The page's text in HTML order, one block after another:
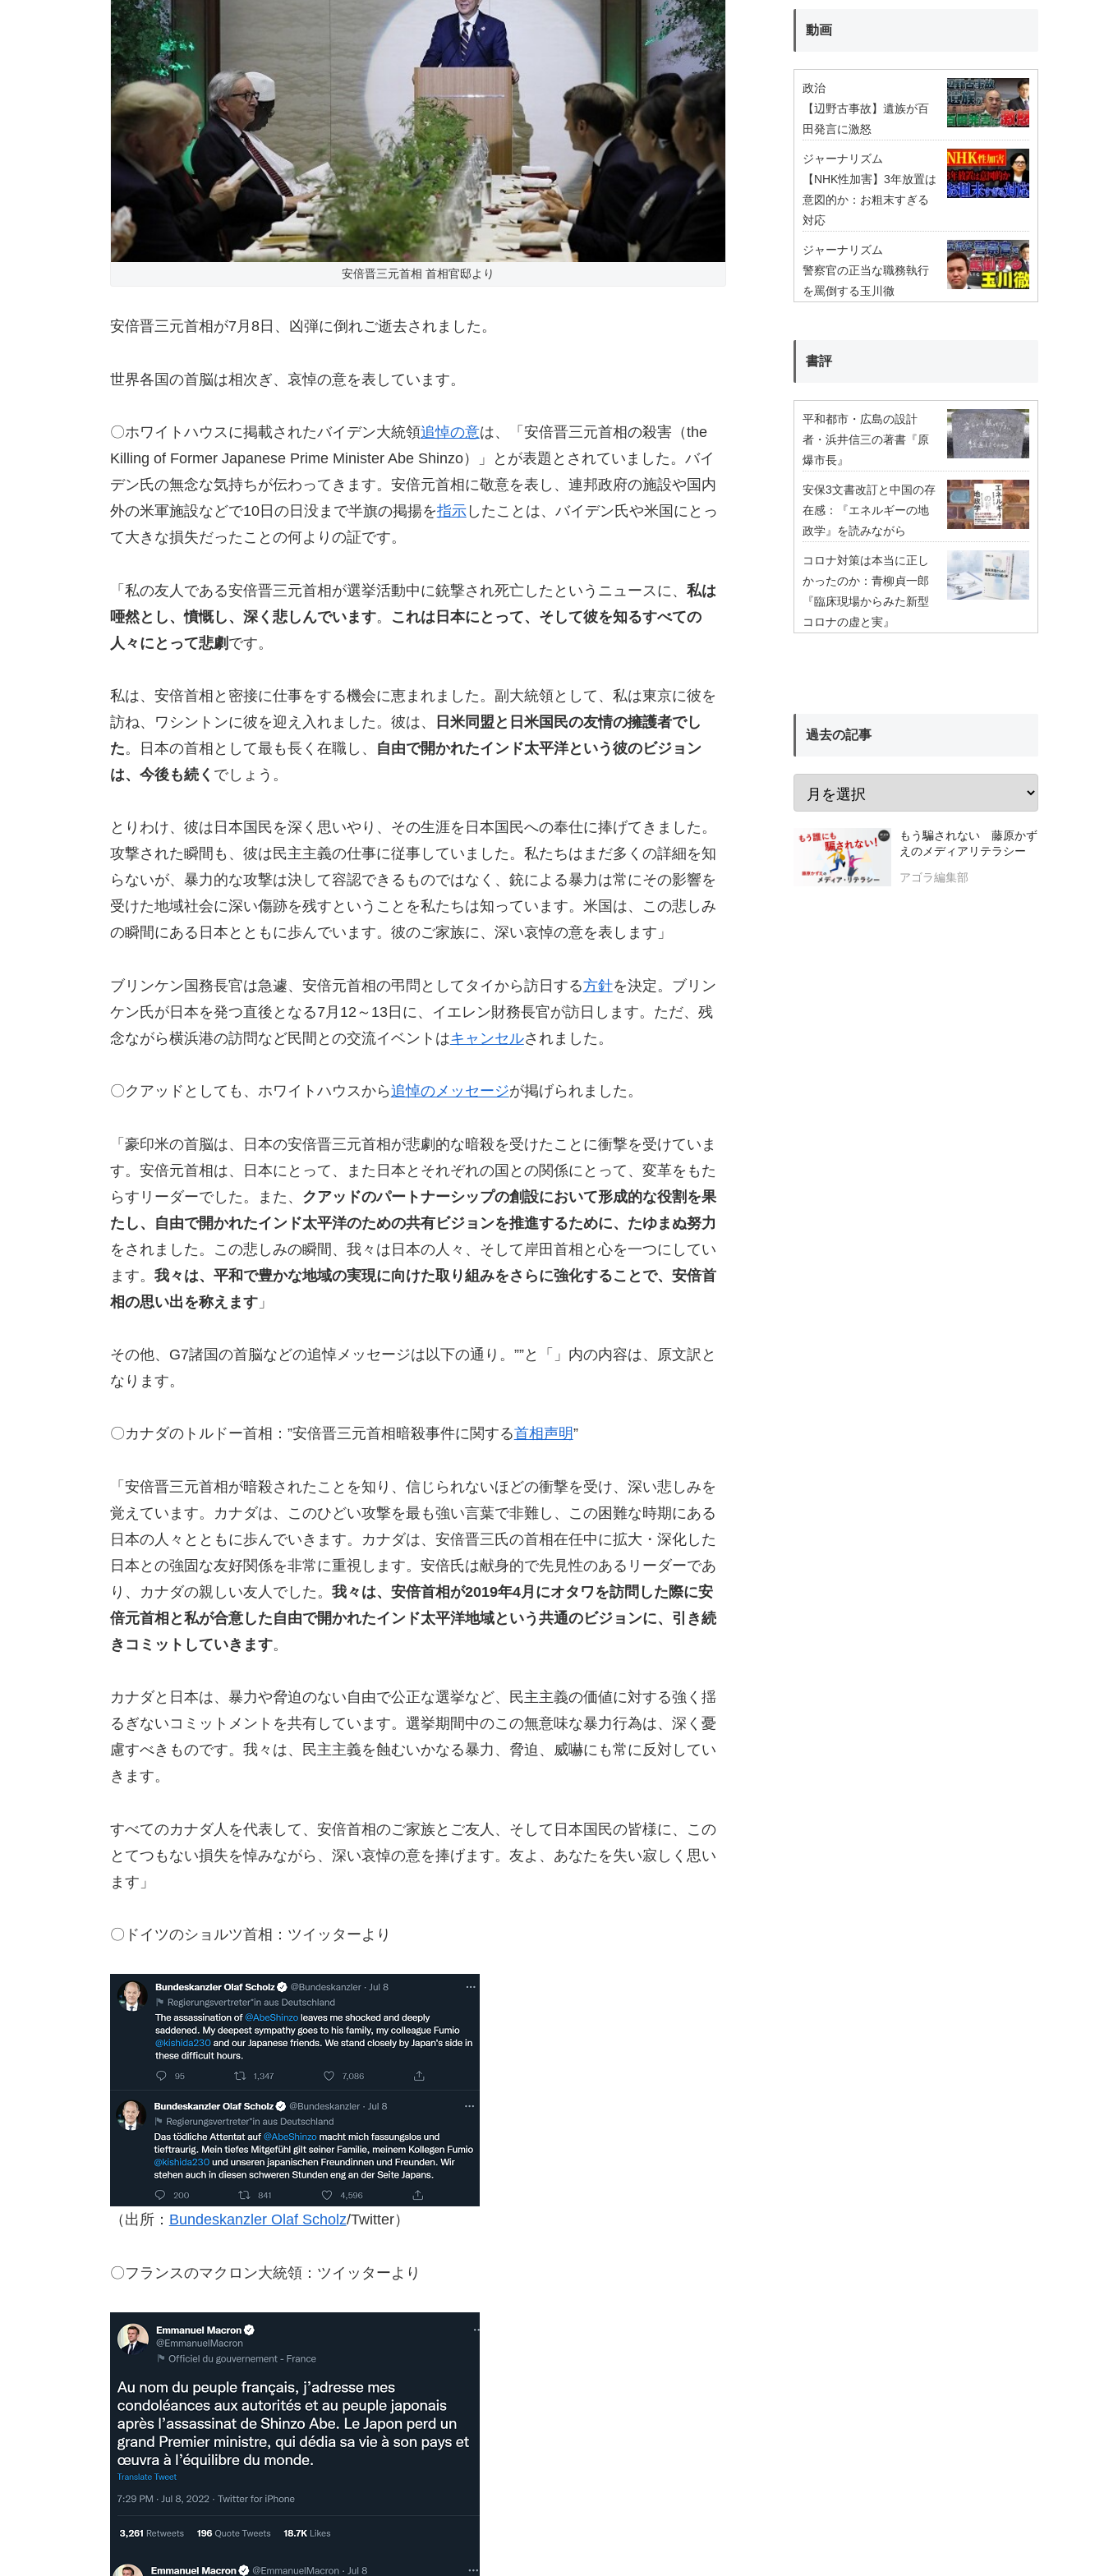
安倍晋三元首相 首相官邸より
安倍晋三元首相が7月8日、凶弾に倒れご逝去されました。
世界各国の首脳は相次ぎ、哀悼の意を表しています。
〇ホワイトハウスに掲載されたバイデン大統領追悼の意は、「安倍晋三元首相の殺害（the
Killing of Former Japanese Prime Minister Abe Shinzo）」とが表題とされていました。バイ
デン氏の無念な気持ちが伝わってきます。安倍元首相に敬意を表し、連邦政府の施設や国内
外の米軍施設などで10日の日没まで半旗の掲揚を指示したことは、バイデン氏や米国にとっ
て大きな損失だったことの何よりの証です。
「私の友人である安倍晋三元首相が選挙活動中に銃撃され死亡したというニュースに、 私は
唖然とし、憤慨し、深く悲しんでいます。
これは日本にとって、そして彼を知るすべての
人々にとって悲劇 です。
私は、安倍首相と密接に仕事をする機会に恵まれました。副大統領として、私は東京に彼を
訪ね、ワシントンに彼を迎え入れました。彼は、
日米同盟と日米国民の友情の擁護者でし
た。日本の首相として最も長く在職し、
自由で開かれたインド太平洋という彼のビジョン
は、今後も続く でしょう。
とりわけ、彼は日本国民を深く思いやり、その生涯を日本国民への奉仕に捧げてきました。
攻撃された瞬間も、彼は民主主義の仕事に従事していました。私たちはまだ多くの詳細を知
らないが、暴力的な攻撃は決して容認できるものではなく、銃による暴力は常にその影響を
受けた地域社会に深い傷跡を残すということを私たちは知っています。米国は、この悲しみ
の瞬間にある日本とともに歩んでいます。彼のご家族に、深い哀悼の意を表します」
ブリンケン国務長官は急遽、安倍元首相の弔問としてタイから訪日する方針を決定。ブリン
ケン氏が日本を発つ直後となる7月12～13日に、イエレン財務長官が訪日します。ただ、残
念ながら横浜港の訪問など民間との交流イベントはキャンセルされました。
〇クアッドとしても、ホワイトハウスから追悼のメッセージが掲げられました。
「豪印米の首脳は、日本の安倍晋三元首相が悲劇的な暗殺を受けたことに衝撃を受けていま
す。安倍元首相は、日本にとって、また日本とそれぞれの国との関係にとって、変革をもた
らすリーダーでした。また、 クアッドのパートナーシップの創設において形成的な役割を果
たし、自由で開かれたインド太平洋のための共有ビジョンを推進するために、たゆまぬ努力
をされました。この悲しみの瞬間、我々は日本の人々、そして岸田首相と心を一つにしてい
ます。 我々 は、平和で豊かな地域の実現に向けた取り組みをさらに強化することで、安倍首
相の思い出を称えます」
その他、G7諸国の首脳などの追悼メッセージは以下の通り。””と「」内の内容は、原文訳と
なります。
〇カナダのトルドー首相：”安倍晋三元首相暗殺事件に関する首相声明”
「安倍晋三元首相が暗殺されたことを知り、信じられないほどの衝撃を受け、深い悲しみを
覚えています。カナダは、このひどい攻撃を最も強い言葉で非難し、この困難な時期にある
日本の人々とともに歩んでいきます。カナダは、安倍晋三氏の首相在任中に拡大・深化した
日本との強固な友好関係を非常に重視します。安倍氏は献身的で先見性のあるリーダーであ
り、カナダの親しい友人でした。 我々は、安倍首相が2019年4月にオタワを訪問した際に安
倍元首相と私が合意した自由で開かれたインド太平洋地域という共通のビジョンに、引き続
きコミットしていきます。
カナダと日本は、暴力や脅迫のない自由で公正な選挙など、民主主義の価値に対する強く揺
るぎないコミットメントを共有しています。選挙期間中のこの無意味な暴力行為は、深く憂
慮すべきものです。我々は、民主主義を蝕むいかなる暴力、脅迫、威嚇にも常に反対してい
きます。
すべてのカナダ人を代表して、安倍首相のご家族とご友人、そして日本国民の皆様に、この
とてつもない損失を悼みながら、深い哀悼の意を捧げます。友よ、あなたを失い寂しく思い
ます」
〇ドイツのショルツ首相：ツイッターより
（出所： Bundeskanzler Olaf Scholz/Twitter）
〇フランスのマクロン大統領：ツイッターより
動画
政治
【辺野古事故】遺族が百
田発言に激怒
ジャーナリズム
【NHK性加害】3年放置は
意図的か：お粗末すぎる
対応
ジャーナリズム
警察官の正当な職務執行
を罵倒する玉川徹
書評
平和都市・広島の設計
者・浜井信三の著書『原
爆市長』
安保3文書改訂と中国の存
在感：『エネルギーの地
政学』を読みながら
コロナ対策は本当に正し
かったのか：青柳貞一郎
『臨床現場からみた新型
コロナの虚と実』
過去の記事
もう騙されない 藤原かず
えのメディアリテラシー
アゴラ編集部